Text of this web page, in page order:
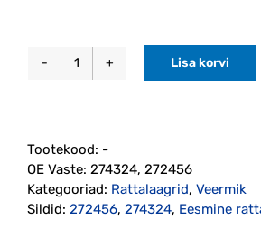
Eesmine
(272456)
kogus
Lisa korvi
Tootekood: -
OE Vaste: 274324, 272456
Kategooriad: Rattalaagrid, Veermik
Sildid: 272456, 274324, Eesmine